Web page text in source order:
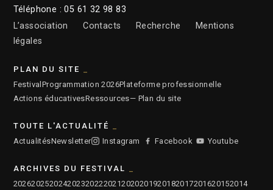
Téléphone : 05 61 32 98 83
L’association
Contacts Recherche
Mentions
légales
PLAN DU SITE
FestivalProgrammation 2026Plateforme professionnelle
Actions éducativesRessources— Plan du site
TOUTE L'ACTUALITÉ
ActualitésNewsletter Instagram Facebook Youtube
ARCHIVES DU FESTIVAL
2026202520242023202220212020201920182017201620152014